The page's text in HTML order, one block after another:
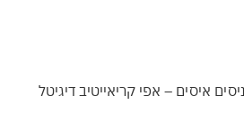
איסים – אפי קריאייטיב דיגיטל